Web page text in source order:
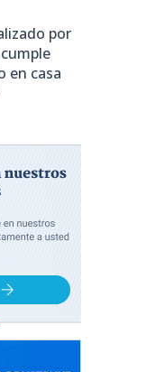
por
en casa